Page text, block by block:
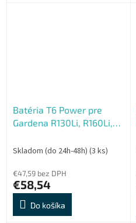
Batéria T6 Power pre
Gardena R130Li, R160Li,
3400mAh, 63Wh, Li-ion
Skladom (do 24h-48h) (3 ks)
€47,59 bez DPH
€58,54
Do košíka